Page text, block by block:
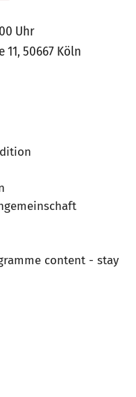
Uhr
11, 50667 Köln
content - stay